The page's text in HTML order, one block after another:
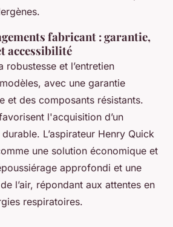
fabricant : garantie,
accessibilité
robustesse et l’entretien
avec une garantie
et des composants résistants.
l'acquisition d’un
L’aspirateur Henry Quick
une solution économique et
approfondi et une
l’air, répondant aux attentes en
respiratoires.